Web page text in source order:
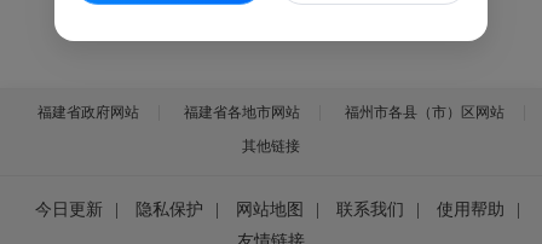
福建省政府网站 福建省各地市网站
福州市各县（市）区网站
其他链接
今日更新 隐私保护 网站地图 联系我们 使用帮助